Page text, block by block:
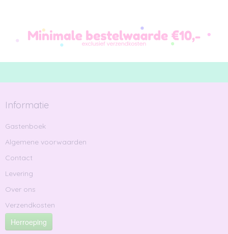
Informatie
Gastenboek
Algemene voorwaarden
Contact
Levering
Over ons
Verzendkosten
Herroeping